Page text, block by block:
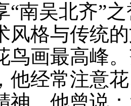
“南吴北齐”
风格与传统
鸟画最高峰
他经常注意